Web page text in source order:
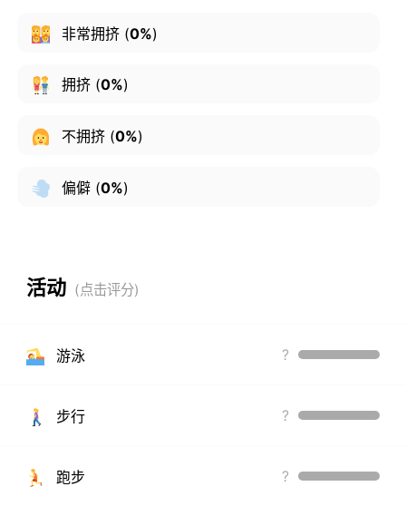
非常拥挤(0%)
拥挤(0%)
不拥挤(0%)
偏僻(0%)
活动
游泳 ?
步行 ?
跑步 ?